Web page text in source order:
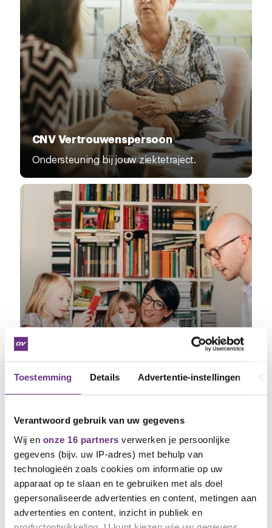
Toestemming Details Advertentie-instellingen
Verantwoord gebruik van uw gegevens
Wij en onze 16 partners verwerken je persoonlijke
gegevens (bijv. uw IP-adres) met behulp van
technologieën zoals cookies om informatie op uw
apparaat op te slaan en te gebruiken met als doel
gepersonaliseerde advertenties en content, metingen aan
advertenties en content, inzicht in publiek en
CNV Vertrouwenspersoon
Ondersteuning bij jouw ziektetraject.
Collectieve zorgverzekering
Als CNV-lid profiteer je van korting op je